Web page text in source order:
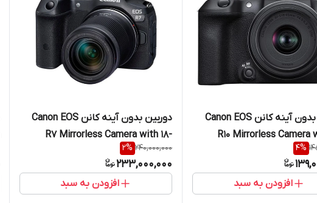
دوربین بدون آینه کانن Canon EOS
R10 Mirrorless Camera
4%
افزودن به سبد
دوربین بدون آینه کانن Canon EOS
R7 Mirrorless Camera with 18-
150mm
240,000,000
2%
233,000,000
افزودن به سبد